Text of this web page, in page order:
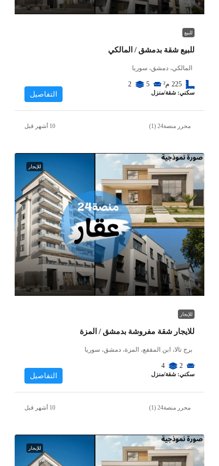
للبيع
للبيع شقة بدمشق / المالكي
المالكي، دمشق، سوريا
225 م² 5
2
سكني: شقة/منزل التفاصيل
محرر منصة24 (1)
للإيجار
للإيجار
للايجار شقة مفروشة بدمشق / المزة
برج تالا، ابن المقفع، المزة، دمشق، سوريا
2
4
سكني: شقة/منزل التفاصيل
محرر منصة24 (1)
للإيجار